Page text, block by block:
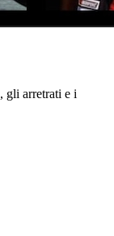
, gli arretrati e i